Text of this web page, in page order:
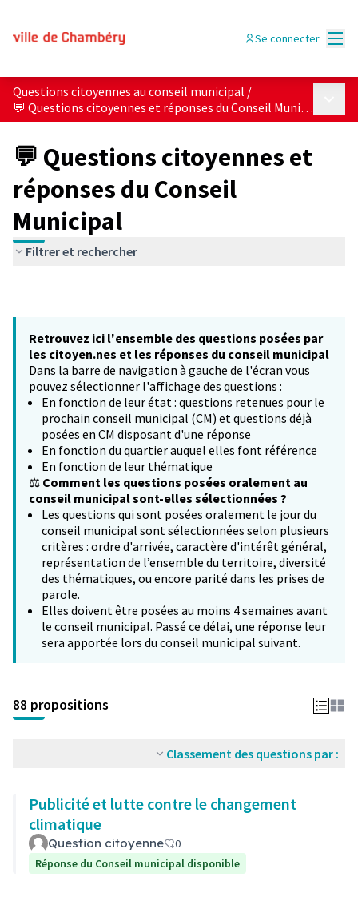
Se connecter
Questions citoyennes au conseil municipal /
💬 Questions citoyennes et réponses du Conseil Municipal
💬 Questions citoyennes et
réponses du Conseil
Municipal
Filtrer et rechercher
Retrouvez ici l'ensemble des questions posées par
les citoyen.nes et les réponses du conseil municipal
Dans la barre de navigation à gauche de l'écran vous
pouvez sélectionner l'affichage des questions :
En fonction de leur état : questions retenues pour le
prochain conseil municipal (CM) et questions déjà
posées en CM disposant d'une réponse
En fonction du quartier auquel elles font référence
En fonction de leur thématique
⚖️ Comment les questions posées oralement au
conseil municipal sont-elles sélectionnées ?
Les questions qui sont posées oralement le jour du
conseil municipal sont sélectionnées selon plusieurs
critères : ordre d'arrivée, caractère d'intérêt général,
représentation de l’ensemble du territoire, diversité
des thématiques, ou encore parité dans les prises de
parole.
Elles doivent être posées au moins 4 semaines avant
le conseil municipal. Passé ce délai, une réponse leur
sera apportée lors du conseil municipal suivant.
88 propositions
Classement des questions par :
Publicité et lutte contre le changement
climatique
Question citoyenne
0
Réponse du Conseil municipal disponible